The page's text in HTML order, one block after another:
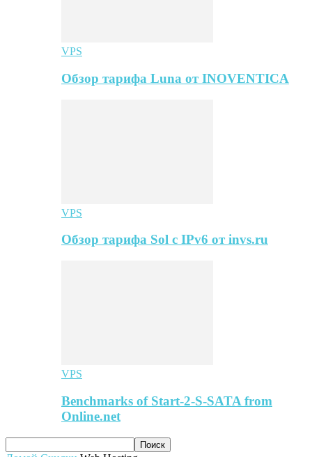
VPS
Обзор тарифа Luna от INOVENTICA
VPS
Обзор тарифа Sol с IPv6 от invs.ru
VPS
Benchmarks of Start-2-S-SATA from
Online.net